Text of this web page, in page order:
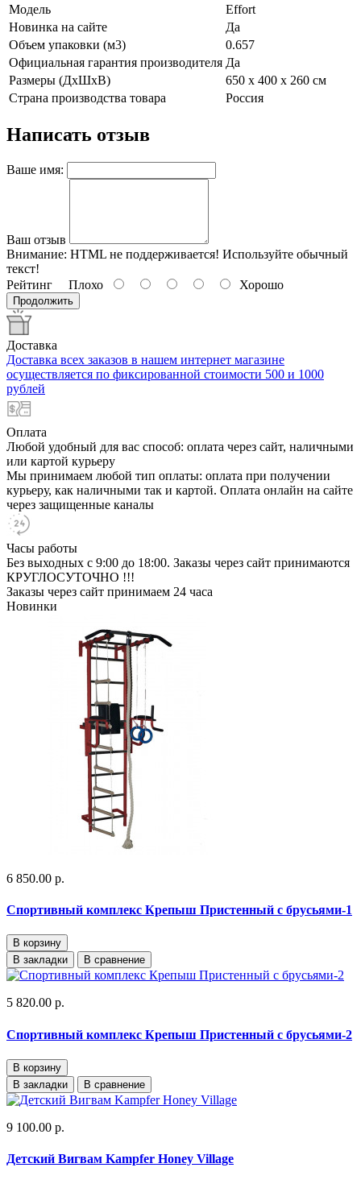
Модель
Effort
Новинка на сайте
Да
Объем упаковки (м3)
0.657
Официальная гарантия производителя Да
Размеры (ДхШхВ)
650 х 400 x 260 см
Страна производства товара
Россия
Написать отзыв
Ваше имя:
Ваш отзыв
Внимание: HTML не поддерживается! Используйте обычный
текст!
Рейтинг Плохо Хорошо
Продолжить
Доставка
Доставка всех заказов в нашем интернет магазине
осуществляется по фиксированной стоимости 500 и 1000
рублей
Оплата
Любой удобный для вас способ: оплата через сайт, наличными
или картой курьеру
Мы принимаем любой тип оплаты: оплата при получении
курьеру, как наличными так и картой. Оплата онлайн на сайте
через защищенные каналы
Часы работы
Без выходных с 9:00 до 18:00. Заказы через сайт принимаются
КРУГЛОСУТОЧНО !!!
Заказы через сайт принимаем 24 часа
Новинки
6 850.00 р.
Спортивный комплекс Крепыш Пристенный с брусьями-1
В корзину
В закладки
В сравнение
5 820.00 р.
Спортивный комплекс Крепыш Пристенный с брусьями-2
В корзину
В закладки
В сравнение
9 100.00 р.
Детский Вигвам Kampfer Honey Village